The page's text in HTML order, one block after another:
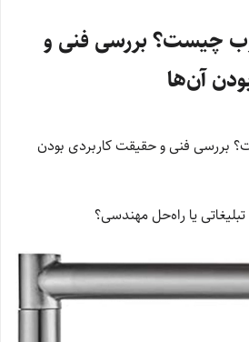
چیست؟ بررسی فنی و
آن‌ها
فنی و حقیقت کاربردی بودن
یا راه‌حل مهندسی؟